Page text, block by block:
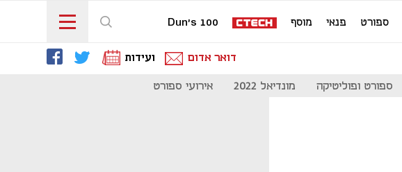
ספורט פנאי מוסף Dun's 100
דואר אדום ועידות
ספורט ופוליטיקה מונדיאל 2022 אירועי ספורט